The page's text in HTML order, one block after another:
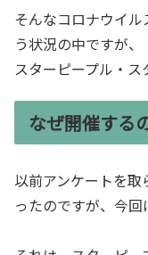
そんなコロナウイ
う状況の中ですが、
スターピープル・ス
なぜ開催する
以前アンケートを
ったのですが、今回